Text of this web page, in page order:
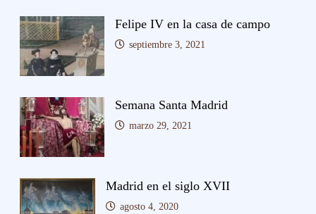
Felipe IV en la casa de campo
septiembre 3, 2021
Semana Santa Madrid
marzo 29, 2021
Madrid en el siglo XVII
agosto 4, 2020